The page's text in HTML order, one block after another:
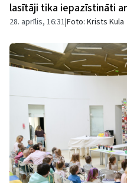
lasītāji tika iepazīstināti
28. aprīlis, 16:31|Foto: Krists Kula